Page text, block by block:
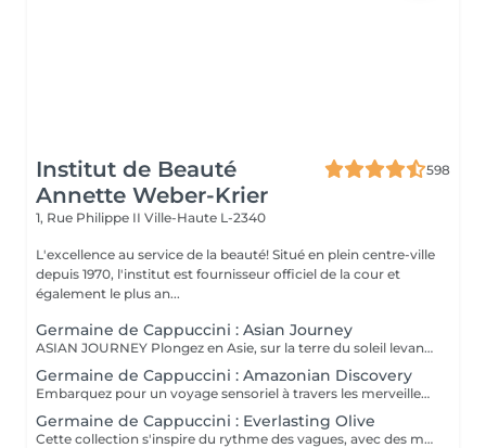
Institut de Beauté
Annette Weber-Krier
598
1, Rue Philippe II Ville-Haute L-2340
L'excellence au service de la beauté! Situé en plein centre-ville
depuis 1970, l'institut est fournisseur officiel de la cour et
également le plus an...
Germaine de Cappuccini : Asian Journey
ASIAN JOURNEY Plongez en Asie, sur la terre du soleil levant, où chaque détail est conçu pour offrir harmonie et équilibre grâce à des soins exclusifs qui capturent l'esprit zen des anciens rituels japonais, infusés avec l'essence culturelle et cérémonielle du thé. La collection présente un parfum neuro-scientifiquement prouvé qui favorise l'harmonie et l'équilibre entre le corps et l'esprit. Des notes lactées enveloppantes s'associent à des bois crémeux sophistiqués et à des fruits exotiques. ACTIMOOD PROGRAM® : WELLBEINGMATCHA RENEWAL EXFOLIATION POUR LE CORPS Rituel d'exfoliation conçu pour révéler une peau douce et radieuse. Une formule exclusive à effet antioxydant qui enveloppe le corps d'une étreinte nourrissante et transformatrice. La caresse de sa texture gel extraordinaire permet une exfoliation aussi efficace qu'agréable. SERENITY SANCTUARY MASSAGE CORPOREL Inspiré du Shiatsu, une technique millénaire originaire du Japon, ce massage à effet relaxant vise à harmoniser le rythme naturel du corps en travaillant les méridiens énergétiques. La texture douce du lait de massage facilite le traitement, garantissant une glisse douce et agréable, tout en vous plongeant dans une atmosphère de profonde sérénité. ZEN CEREMONY RITUEL Conçu pour harmoniser le corps et l'esprit, ce rituel corporel associe la préparation et le soin de la peau à la philosophie orientale de l'équilibre holistique. Inspiré par le travail des méridiens énergétiques, il favorise un sentiment de bien-être total et profond.
Germaine de Cappuccini : Amazonian Discovery
Embarquez pour un voyage sensoriel à travers les merveilles de l'Amérique du Sud, où chaque soin capture la richesse de ses paysages et vous invite à découvrir ses ingrédients exotiques, récoltés de manière durable. La collection présente un parfum neuro-scientifiquement prouvé qui aide à augmenter la sensation d'énergie avec une combinaison de fruits tropicaux épicés. ACTIMOOD PROGRAM® : ENERGY VIVID AWAKENING-SOIN VISAGE Inspirée des secrets de beauté de l'Amazonie, cette expérience sensorielle associe une sélection minutieuse d'ingrédients exotiques qui réveillent la vitalité du visage. Dès les premiers instants, le rituel cérémoniel oriente les sens vers un paradis de calme et de sérénité, de connexion avec la nature, tandis que la peau vibre et se transforme.BIENFAITS Soin de la peau, douceur et hydratation* intense. Rajeunissement et amélioration de la texture de la peau. Le soin apporte une sensation de calme et de détente qui combat le stress. VITALITY RENEWAL-EXFOLIATION CORPORELLE Rituel d'exfoliation conçu pour révéler une peau douce et radieuse. Grâce à une synergie d'ingrédients de la plus haute qualité combinée à une technique évocatrice, ce beurre à la texture fondante ne renouvelle pas seulement la peau, mais procure également une sensation de revitalisation de l'âme. BLOOM SENSATION-MASSAGE CORPOREL Inspiré du massage holistique et énergétique « Lomi Lomi », ce nectar à base gélifiée se transforme en une huile luxueuse au contact de la peau, idéale pour être travaillée avec les mains et les avant-bras tout en enveloppant les sens d'une aura de bien-être total. VIBRANT REBIRTH-RITUEL Conçu pour harmoniser le corps et l'esprit, ce rituel corporel offre une expérience complète de soin et de préparation de la peau. Grâce à l'énergie vibrante de la nature, il favorise un profond sentiment de renaissance et d'éveil d'une nouvelle vitalité de la peau. RAINFOREST HARMONY-RITUEL Inspirés par l'étreinte de la Terre Mère, les savoirs anciens se mêlent à des techniques innovantes, créant une mosaïque de soins qui enveloppent le corps et l'esprit. Un rituel transformateur qui associe un soin du visage revitalisant à un massage énergisant, garantissant une expérience d'harmonie et de bien-être.
Germaine de Cappuccini : Everlasting Olive
Cette collection s'inspire du rythme des vagues, avec des mouvements longs et fluides qui imitent le rythme de la mer touchant le rivage. Chaque mouvement s'adapte au corps dans des mouvements ondulants, créant une expérience sensorielle profonde qui : Réduit le stress et libère les tensions musculaires. L'apport en oxygène s'améliore et les tissus sont revitalisés.